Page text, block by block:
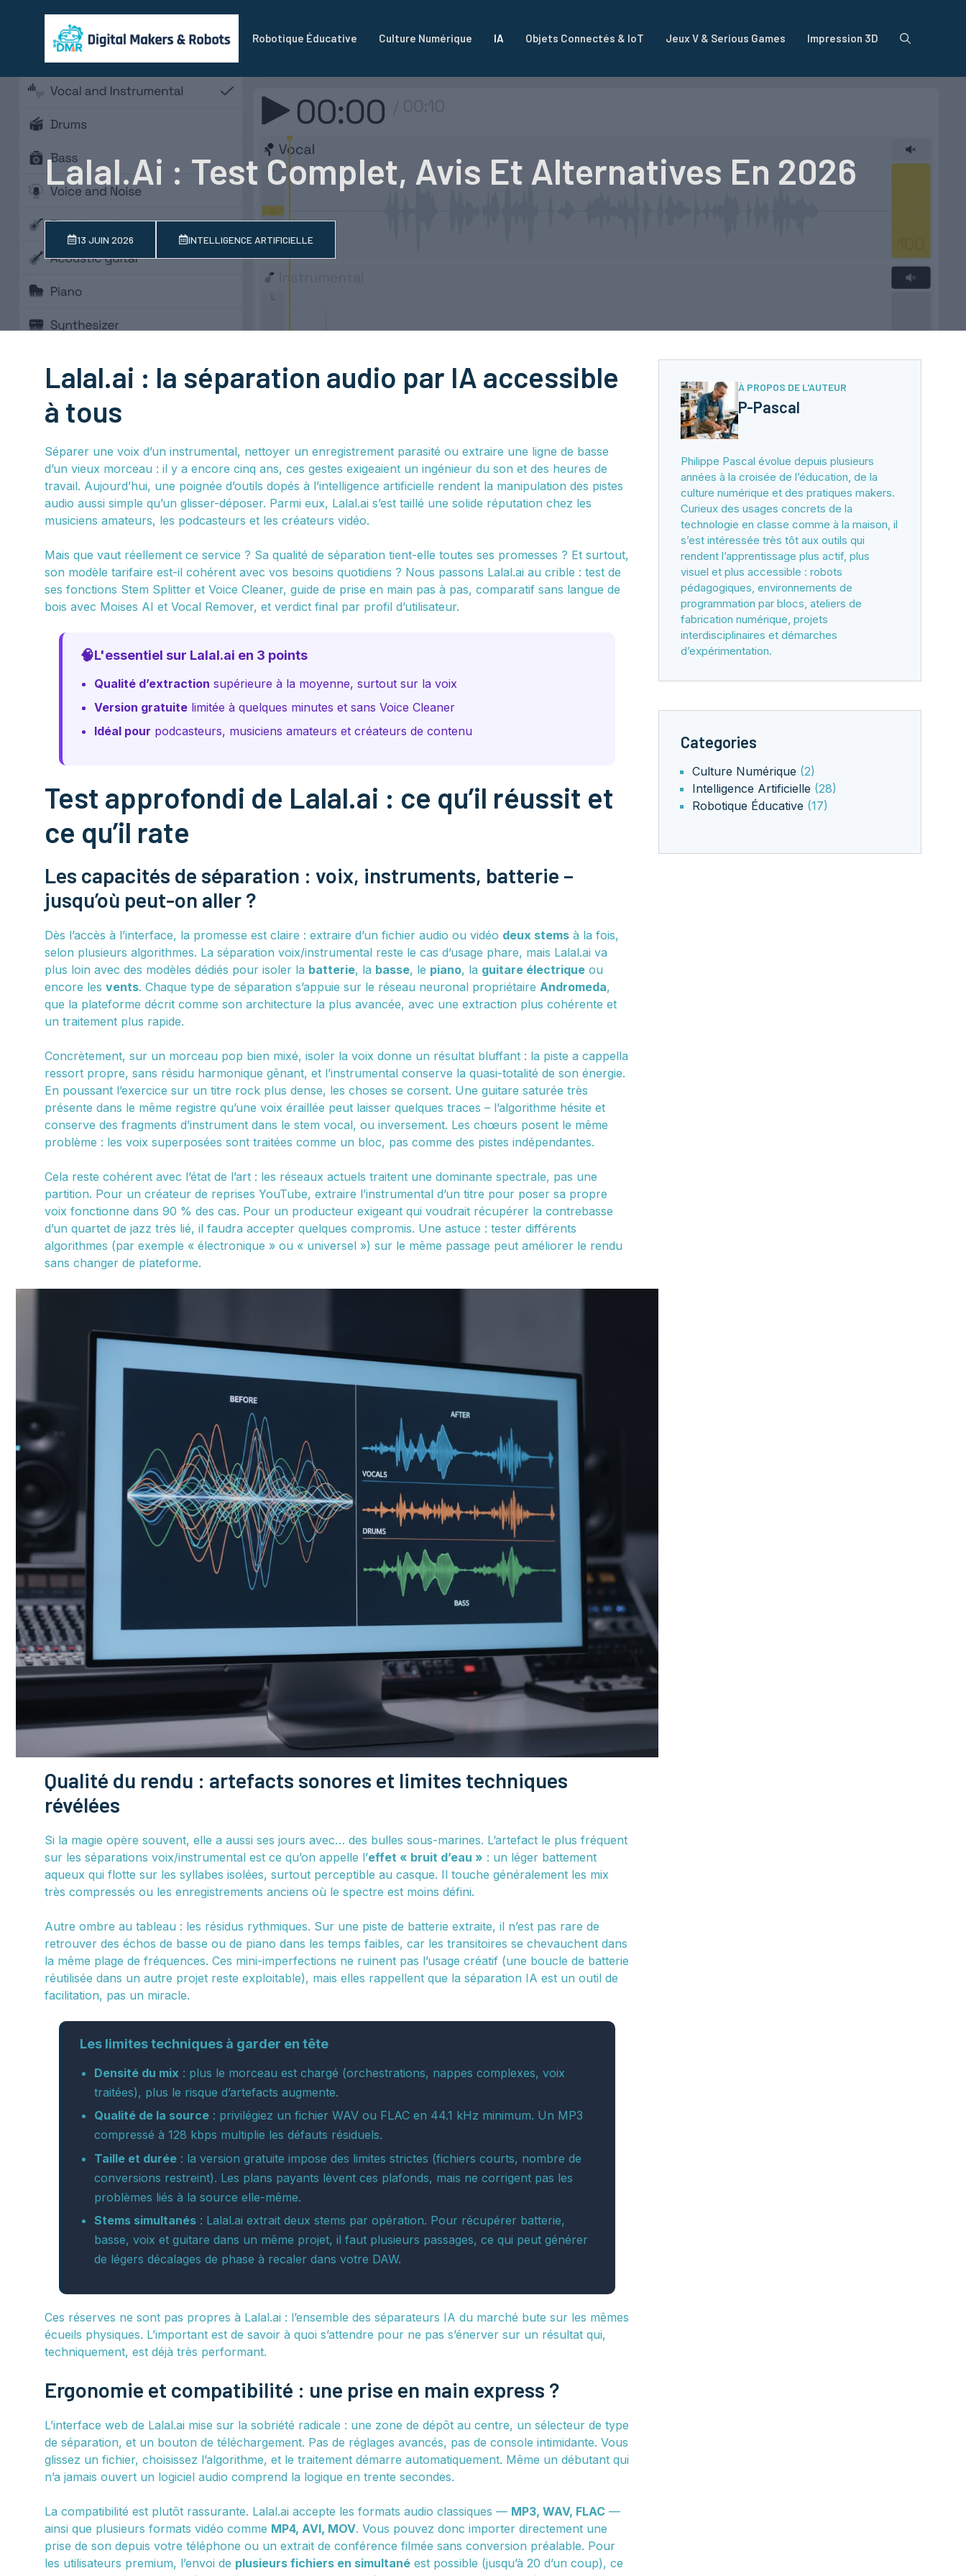
Robotique Éducative Culture Numérique IA Objets Connectés & IoT Jeux V & Serious Games Impression 3D
Lalal.ai : Test Complet, Avis Et Alternatives En 2026
13 JUIN 2026 INTELLIGENCE ARTIFICIELLE
Lalal.ai : la séparation audio par IA accessible
à tous
Séparer une voix d’un instrumental, nettoyer un enregistrement parasité ou extraire une ligne de basse
d’un vieux morceau : il y a encore cinq ans, ces gestes exigeaient un ingénieur du son et des heures de
travail. Aujourd’hui, une poignée d’outils dopés à l’intelligence artificielle rendent la manipulation des pistes
audio aussi simple qu’un glisser-déposer. Parmi eux, Lalal.ai s’est taillé une solide réputation chez les
musiciens amateurs, les podcasteurs et les créateurs vidéo.
Mais que vaut réellement ce service ? Sa qualité de séparation tient-elle toutes ses promesses ? Et surtout,
son modèle tarifaire est-il cohérent avec vos besoins quotidiens ? Nous passons Lalal.ai au crible : test de
ses fonctions Stem Splitter et Voice Cleaner, guide de prise en main pas à pas, comparatif sans langue de
bois avec Moises AI et Vocal Remover, et verdict final par profil d’utilisateur.
🧠L'essentiel sur Lalal.ai en 3 points
Qualité d’extraction supérieure à la moyenne, surtout sur la voix
Version gratuite limitée à quelques minutes et sans Voice Cleaner
Idéal pour podcasteurs, musiciens amateurs et créateurs de contenu
Test approfondi de Lalal.ai : ce qu’il réussit et
ce qu’il rate
Les capacités de séparation : voix, instruments, batterie –
jusqu’où peut-on aller ?
Dès l’accès à l’interface, la promesse est claire : extraire d’un fichier audio ou vidéo deux stems à la fois,
selon plusieurs algorithmes. La séparation voix/instrumental reste le cas d’usage phare, mais Lalal.ai va
plus loin avec des modèles dédiés pour isoler la batterie, la basse, le piano, la guitare électrique ou
encore les vents. Chaque type de séparation s’appuie sur le réseau neuronal propriétaire Andromeda,
que la plateforme décrit comme son architecture la plus avancée, avec une extraction plus cohérente et
un traitement plus rapide.
Concrètement, sur un morceau pop bien mixé, isoler la voix donne un résultat bluffant : la piste a cappella
ressort propre, sans résidu harmonique gênant, et l’instrumental conserve la quasi-totalité de son énergie.
En poussant l’exercice sur un titre rock plus dense, les choses se corsent. Une guitare saturée très
présente dans le même registre qu’une voix éraillée peut laisser quelques traces – l’algorithme hésite et
conserve des fragments d’instrument dans le stem vocal, ou inversement. Les chœurs posent le même
problème : les voix superposées sont traitées comme un bloc, pas comme des pistes indépendantes.
Cela reste cohérent avec l’état de l’art : les réseaux actuels traitent une dominante spectrale, pas une
partition. Pour un créateur de reprises YouTube, extraire l’instrumental d’un titre pour poser sa propre
voix fonctionne dans 90 % des cas. Pour un producteur exigeant qui voudrait récupérer la contrebasse
d’un quartet de jazz très lié, il faudra accepter quelques compromis. Une astuce : tester différents
algorithmes (par exemple « électronique » ou « universel ») sur le même passage peut améliorer le rendu
sans changer de plateforme.
Qualité du rendu : artefacts sonores et limites techniques
révélées
Si la magie opère souvent, elle a aussi ses jours avec… des bulles sous-marines. L’artefact le plus fréquent
sur les séparations voix/instrumental est ce qu’on appelle l’effet « bruit d’eau » : un léger battement
aqueux qui flotte sur les syllabes isolées, surtout perceptible au casque. Il touche généralement les mix
très compressés ou les enregistrements anciens où le spectre est moins défini.
Autre ombre au tableau : les résidus rythmiques. Sur une piste de batterie extraite, il n’est pas rare de
retrouver des échos de basse ou de piano dans les temps faibles, car les transitoires se chevauchent dans
la même plage de fréquences. Ces mini-imperfections ne ruinent pas l’usage créatif (une boucle de batterie
réutilisée dans un autre projet reste exploitable), mais elles rappellent que la séparation IA est un outil de
facilitation, pas un miracle.
Les limites techniques à garder en tête
Densité du mix : plus le morceau est chargé (orchestrations, nappes complexes, voix
traitées), plus le risque d’artefacts augmente.
Qualité de la source : privilégiez un fichier WAV ou FLAC en 44.1 kHz minimum. Un MP3
compressé à 128 kbps multiplie les défauts résiduels.
Taille et durée : la version gratuite impose des limites strictes (fichiers courts, nombre de
conversions restreint). Les plans payants lèvent ces plafonds, mais ne corrigent pas les
problèmes liés à la source elle-même.
Stems simultanés : Lalal.ai extrait deux stems par opération. Pour récupérer batterie,
basse, voix et guitare dans un même projet, il faut plusieurs passages, ce qui peut générer
de légers décalages de phase à recaler dans votre DAW.
Ces réserves ne sont pas propres à Lalal.ai : l’ensemble des séparateurs IA du marché bute sur les mêmes
écueils physiques. L’important est de savoir à quoi s’attendre pour ne pas s’énerver sur un résultat qui,
techniquement, est déjà très performant.
Ergonomie et compatibilité : une prise en main express ?
L’interface web de Lalal.ai mise sur la sobriété radicale : une zone de dépôt au centre, un sélecteur de type
de séparation, et un bouton de téléchargement. Pas de réglages avancés, pas de console intimidante. Vous
glissez un fichier, choisissez l’algorithme, et le traitement démarre automatiquement. Même un débutant qui
n’a jamais ouvert un logiciel audio comprend la logique en trente secondes.
La compatibilité est plutôt rassurante. Lalal.ai accepte les formats audio classiques — MP3, WAV, FLAC —
ainsi que plusieurs formats vidéo comme MP4, AVI, MOV. Vous pouvez donc importer directement une
prise de son depuis votre téléphone ou un extrait de conférence filmée sans conversion préalable. Pour
les utilisateurs premium, l’envoi de plusieurs fichiers en simultané est possible (jusqu’à 20 d’un coup), ce
À PROPOS DE L'AUTEUR
P-Pascal
Philippe Pascal évolue depuis plusieurs
années à la croisée de l’éducation, de la
culture numérique et des pratiques makers.
Curieux des usages concrets de la
technologie en classe comme à la maison, il
s’est intéressée très tôt aux outils qui
rendent l’apprentissage plus actif, plus
visuel et plus accessible : robots
pédagogiques, environnements de
programmation par blocs, ateliers de
fabrication numérique, projets
interdisciplinaires et démarches
d’expérimentation.
Categories
Culture Numérique (2)
Intelligence Artificielle (28)
Robotique Éducative (17)